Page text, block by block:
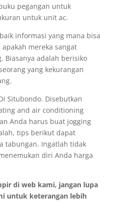
pegangan untuk
untuk unit ac.
informasi yang mana bisa
mereka sangat
Biasanya adalah berisiko
yang kekurangan
Situbondo. Disebutkan
and air conditioning
Anda harus buat jogging
tips berikut dapat
tabungan. Ingatlah tidak
diri Anda harga
di web kami, jangan lupa
untuk keterangan lebih